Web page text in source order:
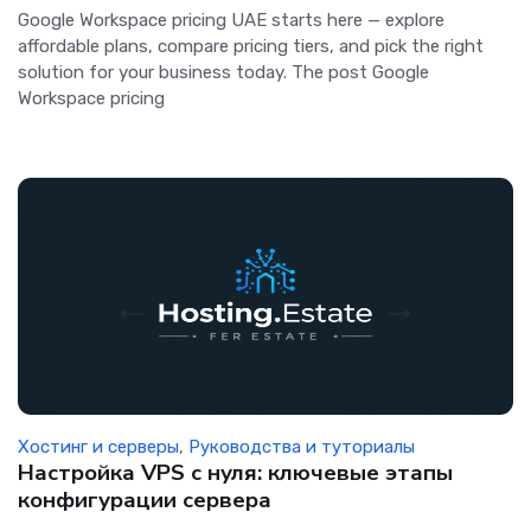
Google Workspace pricing UAE starts here — explore
affordable plans, compare pricing tiers, and pick the right
solution for your business today. The post Google
Workspace pricing
Хостинг и серверы, Руководства и туториалы
Настройка VPS с нуля: ключевые этапы
конфигурации сервера